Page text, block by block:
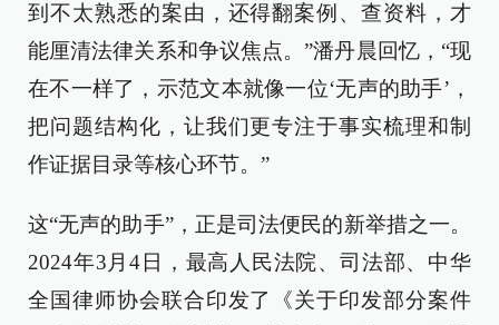
到不太熟悉的案由，还得翻案例、查资料，才
能厘清法律关系和争议焦点。”潘丹晨回忆，“现
在不一样了，示范文本就像一位‘无声的助手’，
把问题结构化，让我们更专注于事实梳理和制
作证据目录等核心环节。”
这“无声的助手”，正是司法便民的新举措之一。
2024年3月4日，最高人民法院、司法部、中华
全国律师协会联合印发了《关于印发部分案件